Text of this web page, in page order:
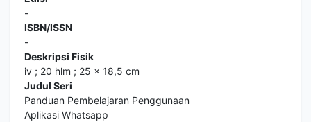
-
ISBN/ISSN
-
Deskripsi Fisik
iv ; 20 hlm ; 25 x 18,5 cm
Judul Seri
Panduan Pembelajaran Penggunaan
Aplikasi Whatsapp